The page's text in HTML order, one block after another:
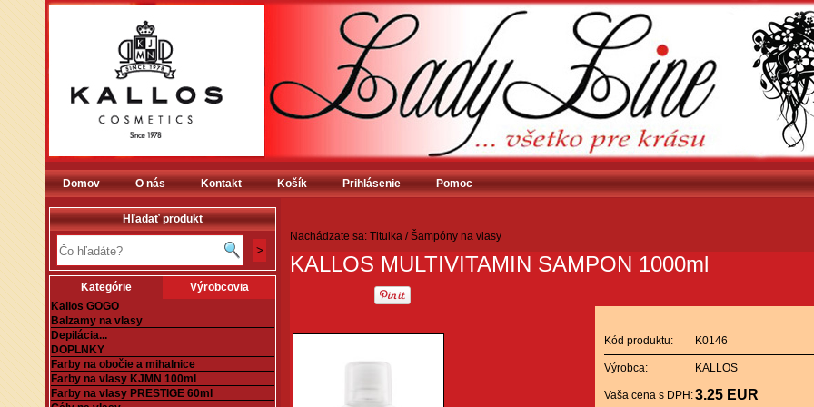
Domov O nás Kontakt Košík Prihlásenie Pomoc
Hľadať produkt
Kategórie
Výrobcovia
Kallos GOGO
Balzamy na vlasy
Depilácia...
DOPLNKY
Farby na obočie a mihalnice
Farby na vlasy KJMN 100ml
Farby na vlasy PRESTIGE 60ml
Nachádzate sa: Titulka /Šampóny na vlasy
KALLOS MULTIVITAMIN SAMPON 1000ml
Kód produktu: K0146
Výrobca: KALLOS
Vaša cena s DPH:3.25 EUR